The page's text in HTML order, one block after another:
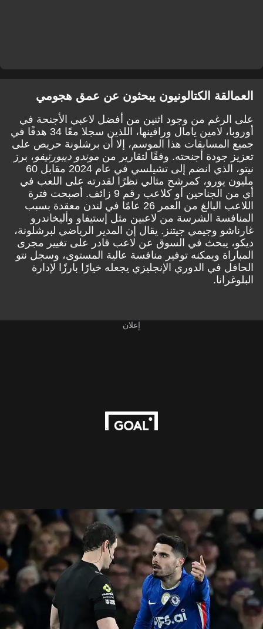
العمالقة الكتالونيون يبحثون عن عمق هجومي
على الرغم من وجود اثنين من أفضل لاعبي الأجنحة في
أوروبا، لامين يامال ورافينها، اللذين سجلا معًا 34 هدفًا في
جميع المسابقات هذا الموسم، إلا أن برشلونة حريص على
تعزيز جودة أجنحته. وفقًا لتقارير من موندو ديبورتيفو، برز
نيتو، الذي انضم إلى تشيلسي في عام 2024 مقابل 60
مليون يورو، كمرشح مثالي نظرًا لقدرته على اللعب في
أي من الجناحين أو كلاعب رقم 9 زائف. أصبحت فترة
اللاعب البالغ من العمر 26 عامًا في لندن معقدة بسبب
المنافسة الشرسة من لاعبين مثل إستيفاو وأليخاندرو
غارناشو وجيمي جيتنز. يقال إن المدير الرياضي لبرشلونة،
ديكو، يبحث في السوق عن لاعب قادر على تغيير مجرى
المباراة ويمكنه توفير منافسة عالية المستوى، وسجل نتو
الحافل في الدوري الإنجليزي يجعله خيارًا بارزًا لإدارة
البلوغرانا.
إعلان